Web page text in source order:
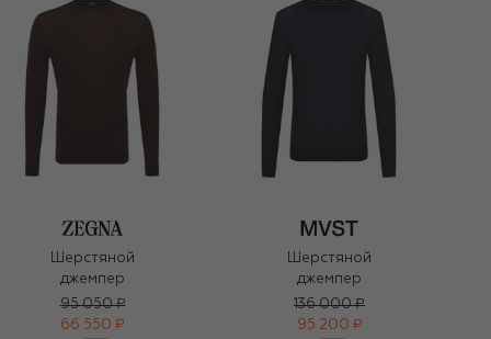
Шерстяной
джемпер
95 050 ₽
66 550 ₽
Шерстяной
джемпер
136 000 ₽
95 200 ₽